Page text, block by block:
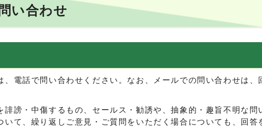
い合わせ
電話で問い合わせください。なお、メールでの問い合わせは、
謗・中傷するもの、セールス・勧誘や、抽象的・趣旨不明な
て、繰り返しご意見・ご質問をいただく場合についても、回答